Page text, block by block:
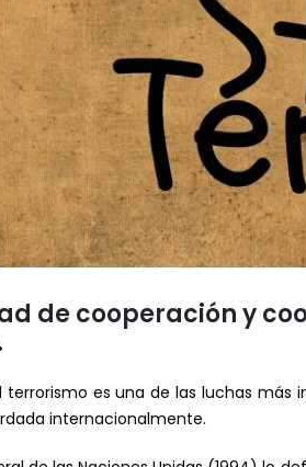
de cooperación y
terrorismo es una de las luchas
internacionalmente.